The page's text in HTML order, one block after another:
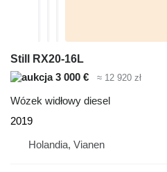
Still RX20-16L
3 000 €
≈ 12 920 zł
Wózek widłowy diesel
2019
Holandia, Vianen